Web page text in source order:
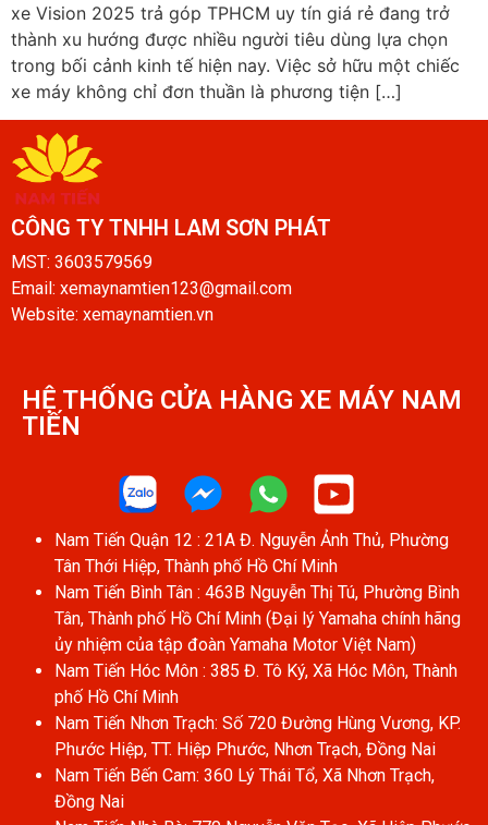
xe Vision 2025 trả góp TPHCM uy tín giá rẻ đang trở
thành xu hướng được nhiều người tiêu dùng lựa chọn
trong bối cảnh kinh tế hiện nay. Việc sở hữu một chiếc
xe máy không chỉ đơn thuần là phương tiện […]
CÔNG TY TNHH LAM SƠN PHÁT​
MST: 3603579569
Email: xemaynamtien123@gmail.com
Website: xemaynamtien.vn
HỆ THỐNG CỬA HÀNG XE MÁY NAM
TIẾN​
Nam Tiến Quận 12 : 21A Đ. Nguyễn Ảnh Thủ, Phường
Tân Thới Hiệp, Thành phố Hồ Chí Minh
Nam Tiến Bình Tân : 463B Nguyễn Thị Tú, Phường Bình
Tân, Thành phố Hồ Chí Minh (Đại lý Yamaha chính hãng
ủy nhiệm của tập đoàn Yamaha Motor Việt Nam)
Nam Tiến Hóc Môn : 385 Đ. Tô Ký, Xã Hóc Môn, Thành
phố Hồ Chí Minh
Nam Tiến Nhơn Trạch: Số 720 Đường Hùng Vương, KP.
Phước Hiệp, TT. Hiệp Phước, Nhơn Trạch, Đồng Nai
Nam Tiến Bến Cam: 360 Lý Thái Tổ, Xã Nhơn Trạch,
Đồng Nai